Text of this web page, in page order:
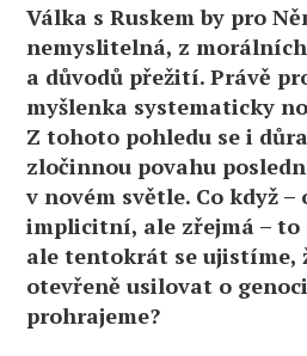
Válka s Ruskem by pro
nemyslitelná, z
a důvodů přežití. Právě
myšlenka systematicky
Z tohoto pohledu se i
zločinnou povahu
v novém světle. Co když –
implicitní, ale zřejmá – to
ale tentokrát se ujistíme,
otevřeně usilovat o
prohrajeme?